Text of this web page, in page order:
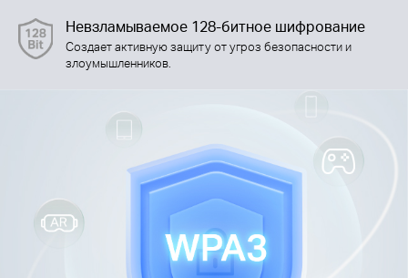
Невзламываемое 128-битное шифрование
Создает активную защиту от угроз безопасности и
злоумышленников.